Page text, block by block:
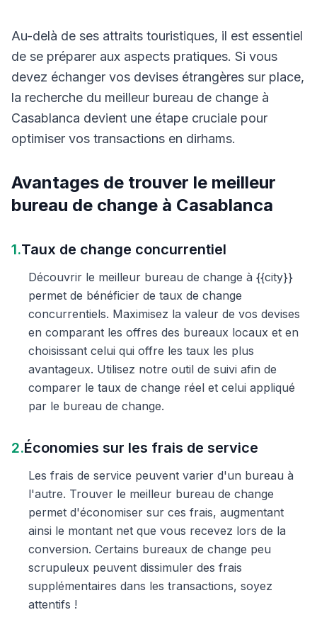
Au-delà de ses attraits touristiques, il est essentiel
de se préparer aux aspects pratiques. Si vous
devez échanger vos devises étrangères sur place,
la recherche du meilleur bureau de change à
Casablanca devient une étape cruciale pour
optimiser vos transactions en dirhams.
Avantages de trouver le meilleur
bureau de change à Casablanca
1.Taux de change concurrentiel
Découvrir le meilleur bureau de change à {{city}}
permet de bénéficier de taux de change
concurrentiels. Maximisez la valeur de vos devises
en comparant les offres des bureaux locaux et en
choisissant celui qui offre les taux les plus
avantageux. Utilisez notre outil de suivi afin de
comparer le taux de change réel et celui appliqué
par le bureau de change.
2.Économies sur les frais de service
Les frais de service peuvent varier d'un bureau à
l'autre. Trouver le meilleur bureau de change
permet d'économiser sur ces frais, augmentant
ainsi le montant net que vous recevez lors de la
conversion. Certains bureaux de change peu
scrupuleux peuvent dissimuler des frais
supplémentaires dans les transactions, soyez
attentifs !